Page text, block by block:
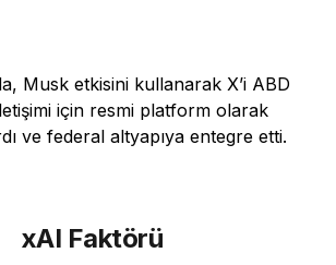
Musk etkisini kullanarak X’i ABD
için resmi platform olarak
ve federal altyapıya entegre etti.
xAI Faktörü